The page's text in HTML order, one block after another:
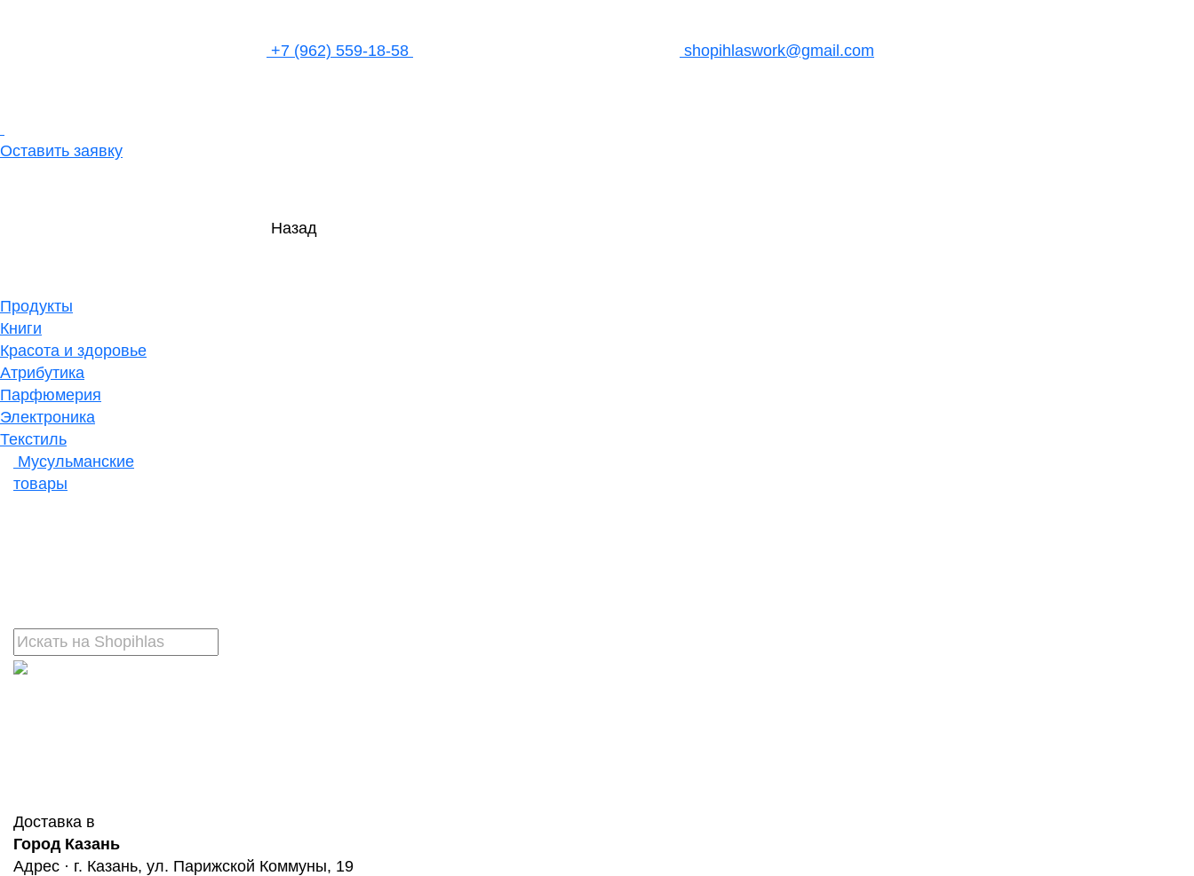
+7 (962) 559-18-58 shopihlaswork@gmail.com
Оставить заявку
Назад
Продукты
Книги
Красота и здоровье
Атрибутика
Парфюмерия
Электроника
Текстиль
Мусульманские
товары
Доставка в
Город Казань
Адрес · г. Казань, ул. Парижской Коммуны, 19